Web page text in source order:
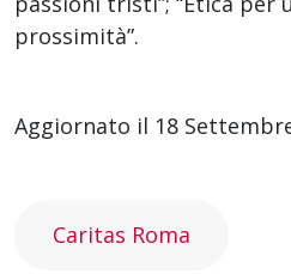
prossimità”.
Aggiornato il 18
Caritas Roma